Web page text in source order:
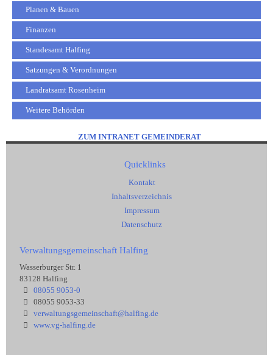
Planen & Bauen
Finanzen
Standesamt Halfing
Satzungen & Verordnungen
Landratsamt Rosenheim
Weitere Behörden
ZUM INTRANET GEMEINDERAT
Quicklinks
Kontakt
Inhaltsverzeichnis
Impressum
Datenschutz
Verwaltungsgemeinschaft Halfing
Wasserburger Str. 1
83128 Halfing
08055 9053-0
08055 9053-33
verwaltungsgemeinschaft@halfing.de
www.vg-halfing.de